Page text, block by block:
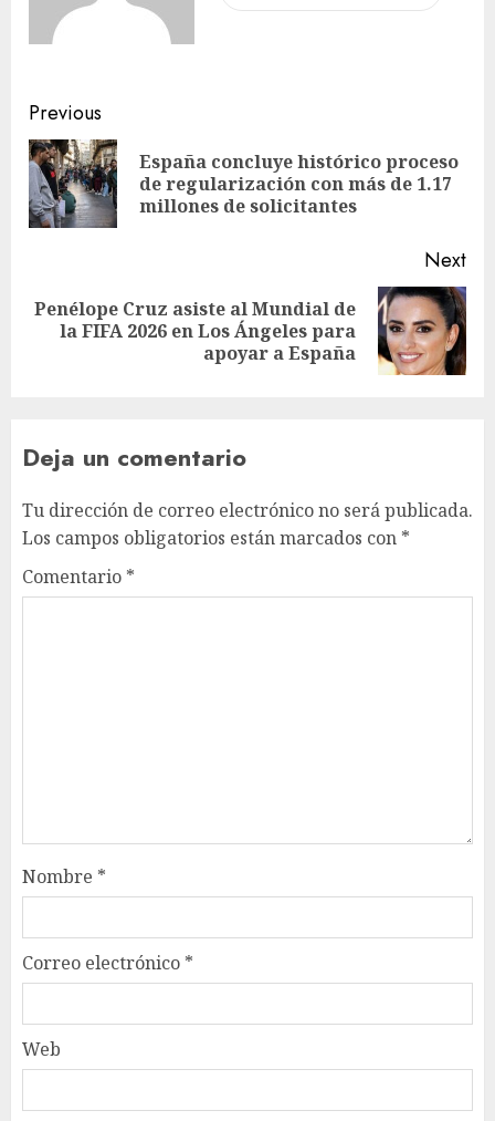
Previous
España concluye histórico proceso
de regularización con más de 1.17
millones de solicitantes
Next
Penélope Cruz asiste al Mundial de
la FIFA 2026 en Los Ángeles para
apoyar a España
Deja un comentario
Tu dirección de correo electrónico no será publicada.
Los campos obligatorios están marcados con *
Comentario *
Nombre *
Correo electrónico *
Web